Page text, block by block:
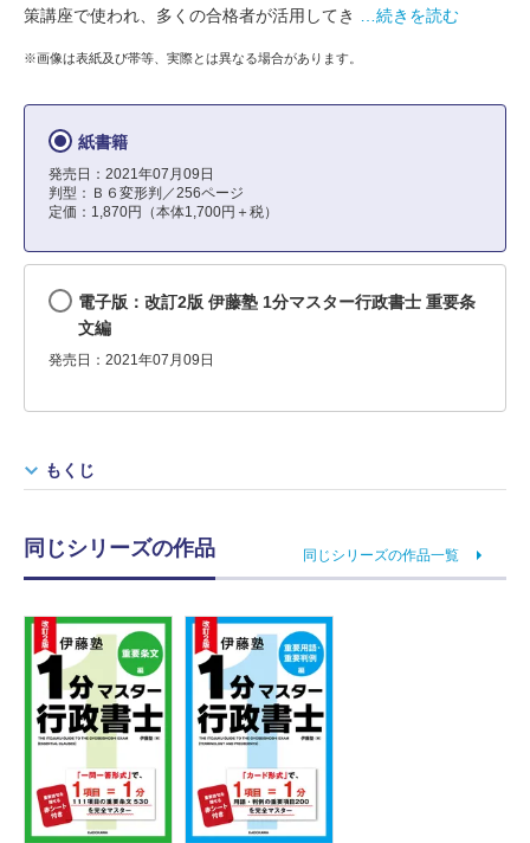
策講座で使われ、多くの合格者が活用してき
…続きを読む
※画像は表紙及び帯等、実際とは異なる場合があります。
紙書籍
発売日：2021年07月09日
判型：Ｂ６変形判／256ページ
定価：1,870円（本体1,700円＋税）
電子版：改訂2版 伊藤塾 1分マスター行政書士 重要条
文編
発売日：2021年07月09日
もくじ
同じシリーズの作品 同じシリーズの作品一覧